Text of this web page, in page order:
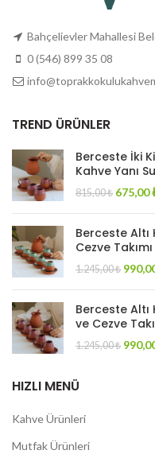
Bahçelievler Mahallesi
0 (546) 899 35 08
TREND ÜRÜNLER
Berceste İki
Kahve Yanı
815,00₺ Original
815,00
675,00
Berceste Altı
Cezve Takımı
1.245,00₺
Berceste Altı
ve Cezve
1.245,00₺
HIZLI MENÜ
Kahve Ürünleri
Mutfak Ürünleri